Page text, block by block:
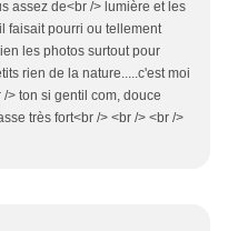
assez de<br /> lumière et les
faisait pourri ou tellement
les photos surtout pour
rien de la nature.....c'est moi
> ton si gentil com, douce
très fort<br /> <br /> <br />